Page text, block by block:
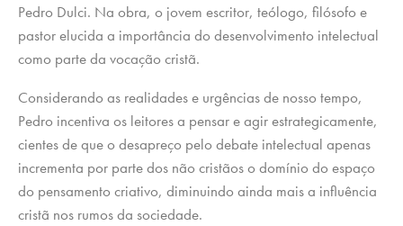
Pedro Dulci. Na obra, o jovem escritor, teólogo, filósofo e
pastor elucida a importância do desenvolvimento intelectual
como parte da vocação cristã.
Considerando as realidades e urgências de nosso tempo,
Pedro incentiva os leitores a pensar e agir estrategicamente,
cientes de que o desapreço pelo debate intelectual apenas
incrementa por parte dos não cristãos o domínio do espaço
do pensamento criativo, diminuindo ainda mais a influência
cristã nos rumos da sociedade.